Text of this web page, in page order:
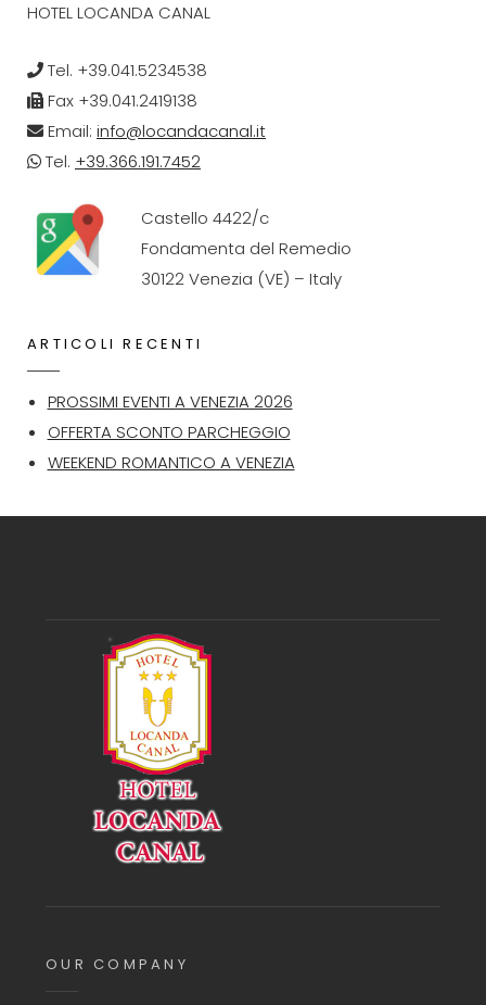
HOTEL LOCANDA CANAL
Tel. +39.041.5234538
Fax +39.041.2419138
Email: info@locandacanal.it
Tel. +39.366.191.7452
Castello 4422/c
Fondamenta del Remedio
30122 Venezia (VE) – Italy
ARTICOLI RECENTI
PROSSIMI EVENTI A VENEZIA 2026
OFFERTA SCONTO PARCHEGGIO
WEEKEND ROMANTICO A VENEZIA
OUR COMPANY